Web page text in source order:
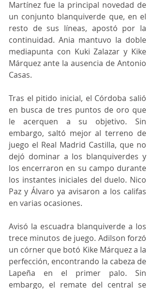
Martínez fue la principal novedad de
un conjunto blanquiverde que, en el
resto de sus líneas, apostó por la
continuidad. Ania mantuvo la doble
mediapunta con Kuki Zalazar y Kike
Márquez ante la ausencia de Antonio
Casas.
Tras el pitido inicial, el Córdoba salió
en busca de tres puntos de oro que
le acerquen a su objetivo. Sin
embargo, saltó mejor al terreno de
juego el Real Madrid Castilla, que no
dejó dominar a los blanquiverdes y
los encerraron en su campo durante
los instantes iniciales del duelo. Nico
Paz y Álvaro ya avisaron a los califas
en varias ocasiones.
Avisó la escuadra blanquiverde a los
trece minutos de juego. Adilson forzó
un córner que botó Kike Márquez a la
perfección, encontrando la cabeza de
Lapeña en el primer palo. Sin
embargo, el remate del central se